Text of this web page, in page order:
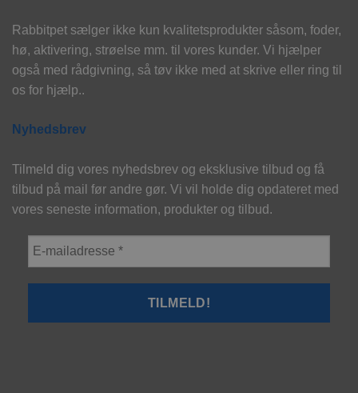
Rabbitpet sælger ikke kun kvalitetsprodukter såsom, foder,
hø, aktivering, strøelse mm. til vores kunder. Vi hjælper
også med rådgivning, så tøv ikke med at skrive eller ring til
os for hjælp..
Nyhedsbrev
Tilmeld dig vores nyhedsbrev og eksklusive tilbud og få
tilbud på mail før andre gør. Vi vil holde dig opdateret med
vores seneste information, produkter og tilbud.